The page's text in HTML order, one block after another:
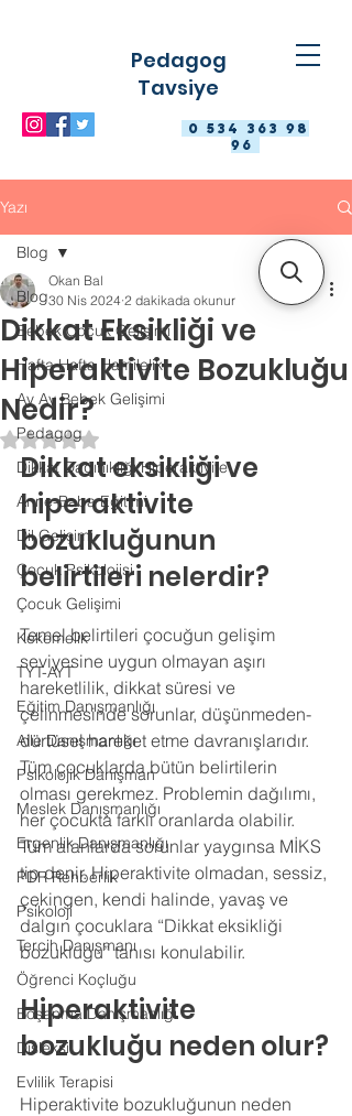
0 534 363 98
96
Pedagog
Tavsiye
Yazı
Blog
Bebek Çocuk Gelişimi
Hafta Hafta Hamilelik
Ay Ay Bebek Gelişimi
Pedagog
Dikkat Dağınıklığı Hiperaktivite
Anne-Baba Eğitimi
Dil Gelişimi
Çocuk Psikolojisi
Çocuk Gelişimi
Kekemelik
TYT-AYT
Eğitim Danışmanlığı
Aile Danışmanlığı
Psikolojik Danışman
Meslek Danışmanlığı
Ergenlik Danışmanlığı
PDR Rehberlik
Psikoloji
Tercih Danışmanı
Öğrenci Koçluğu
Boşanma Danışmanlığı
Disleksi
Evlilik Terapisi
Blog
Dikkat Eksikliği ve
Hiperaktivite Bozukluğu
Nedir?
Okan Bal
30 Nis 2024 2 dakikada okunur
5 üzerinden NaN yıldız
Dikkat eksikliği ve
hiperaktivite
bozukluğunun
belirtileri nelerdir?
Temel belirtileri çocuğun gelişim
seviyesine uygun olmayan aşırı
hareketlilik, dikkat süresi ve
çelinmesinde sorunlar, düşünmeden-
dürtüsel hareket etme davranışlarıdır.
Tüm çocuklarda bütün belirtilerin
olması gerekmez. Problemin dağılımı,
her çocukta farklı oranlarda olabilir.
Tüm alanlarda sorunlar yaygınsa MİKS
tip denir. Hiperaktivite olmadan, sessiz,
çekingen, kendi halinde, yavaş ve
dalgın çocuklara “Dikkat eksikliği
bozukluğu” tanısı konulabilir.
Hiperaktivite
bozukluğu neden olur?
Hiperaktivite bozukluğunun neden